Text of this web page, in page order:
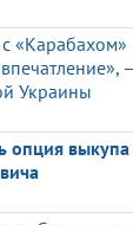
«Карабахом»
Украины
опция выкупа